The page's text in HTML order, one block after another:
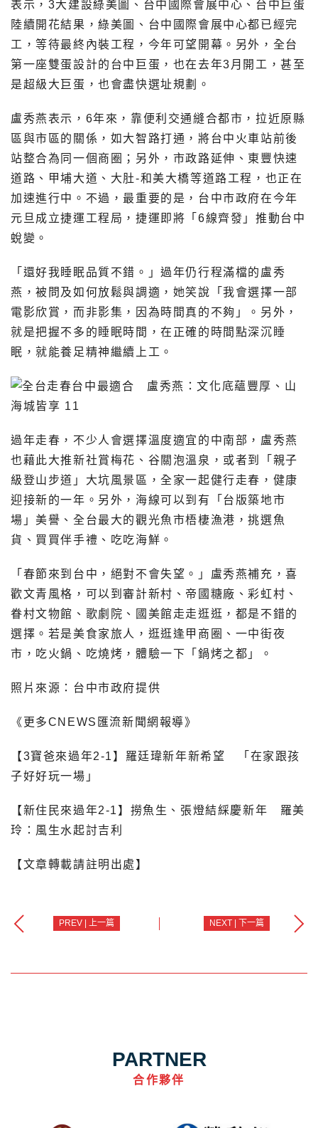
表示，3大建設綠美圖、台中國際會展中心、台中巨蛋
陸續開花結果，綠美圖、台中國際會展中心都已經完
工，等待最終內裝工程，今年可望開幕。另外，全台
第一座雙蛋設計的台中巨蛋，也在去年3月開工，甚至
是超級大巨蛋，也會盡快選址規劃。
盧秀燕表示，6年來，靠便利交通縫合都市，拉近原縣
區與市區的關係，如大智路打通，將台中火車站前後
站整合為同一個商圈；另外，市政路延伸、東豐快速
道路、甲埔大道、大肚-和美大橋等道路工程，也正在
加速進行中。不過，最重要的是，台中市政府在今年
元旦成立捷運工程局，捷運即將「6線齊發」推動台中
蛻變。
「還好我睡眠品質不錯。」過年仍行程滿檔的盧秀
燕，被問及如何放鬆與調適，她笑說「我會選擇一部
電影欣賞，而非影集，因為時間真的不夠」。另外，
就是把握不多的睡眠時間，在正確的時間點深沉睡
眠，就能養足精神繼續上工。
過年走春，不少人會選擇溫度適宜的中南部，盧秀燕
也藉此大推新社賞梅花、谷關泡溫泉，或者到「親子
級登山步道」大坑風景區，全家一起健行走春，健康
迎接新的一年。另外，海線可以到有「台版築地市
場」美譽、全台最大的觀光魚市梧棲漁港，挑選魚
貨、買買伴手禮、吃吃海鮮。
「春節來到台中，絕對不會失望。」盧秀燕補充，喜
歡文青風格，可以到審計新村、帝國糖廠、彩虹村、
眷村文物館、歌劇院、國美館走走逛逛，都是不錯的
選擇。若是美食家旅人，逛逛逢甲商圈、一中街夜
市，吃火鍋、吃燒烤，體驗一下「鍋烤之都」。
照片來源：台中市政府提供
《更多CNEWS匯流新聞網報導》
【3寶爸來過年2-1】羅廷瑋新年新希望 「在家跟孩
子好好玩一場」
【新住民來過年2-1】撈魚生、張燈結綵慶新年 羅美
玲：風生水起討吉利
【文章轉載請註明出處】
PREV | 上一篇 NEXT | 下一篇
PARTNER
合作夥伴